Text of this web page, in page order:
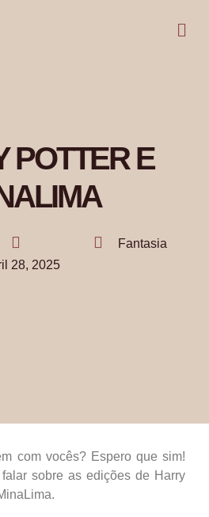
POTTER E
28, 2025
Fantasia
com vocês? Espero que sim!
sobre as edições de Harry